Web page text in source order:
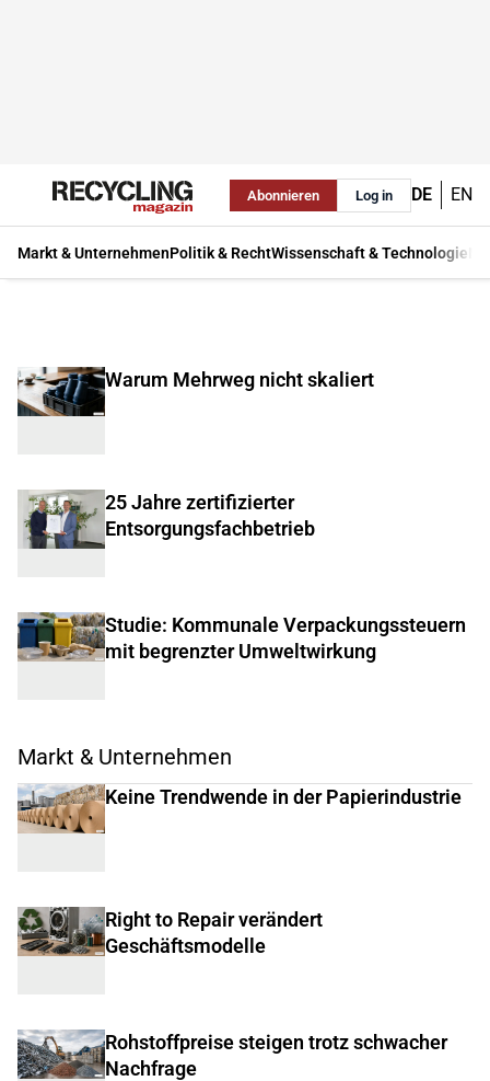
Abonnieren Log in DE EN
Markt & UnternehmenPolitik & RechtWissenschaft & Technologie
Warum Mehrweg nicht skaliert
25 Jahre zertifizierter
Entsorgungsfachbetrieb
Studie: Kommunale Verpackungssteuern
mit begrenzter Umweltwirkung
Markt & Unternehmen
Keine Trendwende in der Papierindustrie
Right to Repair verändert
Geschäftsmodelle
Rohstoffpreise steigen trotz schwacher
Nachfrage